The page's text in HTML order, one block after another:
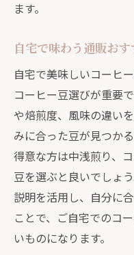
コスパ重視の
方法
スペシャルテ
保
通販のドリッ
験
ご自宅カフェ体験
通販活用で自
現
ます。
自宅で味わう通販お
自宅で美味しいコーヒ
コーヒー豆選びが重要
や焙煎度、風味の違い
みに合った豆が見つか
得意な方は中浅煎り、
豆を選ぶと良いでしょ
説明を活用し、自分に
ことで、ご自宅でのコ
いものになります。